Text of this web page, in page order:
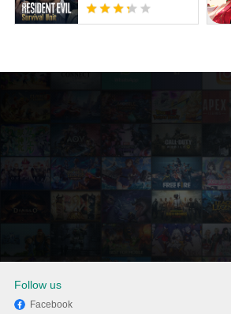
Follow us
Facebook